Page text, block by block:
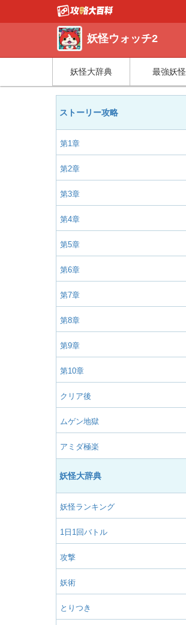
妖怪ウォッチ2
妖怪大辞典 最強妖怪
ストーリー攻略
第1章
第2章
第3章
第4章
第5章
第6章
第7章
第8章
第9章
第10章
クリア後
ムゲン地獄
アミダ極楽
妖怪大辞典
妖怪ランキング
1日1回バトル
攻撃
妖術
とりつき